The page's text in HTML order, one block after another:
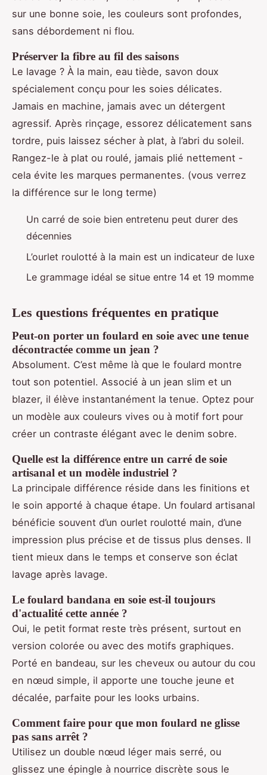
sur une bonne soie, les couleurs sont profondes,
sans débordement ni flou.
Préserver la fibre au fil des saisons
Le lavage ? À la main, eau tiède, savon doux
spécialement conçu pour les soies délicates.
Jamais en machine, jamais avec un détergent
agressif. Après rinçage, essorez délicatement sans
tordre, puis laissez sécher à plat, à l’abri du soleil.
Rangez-le à plat ou roulé, jamais plié nettement -
cela évite les marques permanentes. (vous verrez
la différence sur le long terme)
Un carré de soie bien entretenu peut durer des
décennies
L’ourlet roulotté à la main est un indicateur de luxe
Le grammage idéal se situe entre 14 et 19 momme
Les questions fréquentes en pratique
Peut-on porter un foulard en soie avec une tenue
décontractée comme un jean ?
Absolument. C’est même là que le foulard montre
tout son potentiel. Associé à un jean slim et un
blazer, il élève instantanément la tenue. Optez pour
un modèle aux couleurs vives ou à motif fort pour
créer un contraste élégant avec le denim sobre.
Quelle est la différence entre un carré de soie
artisanal et un modèle industriel ?
La principale différence réside dans les finitions et
le soin apporté à chaque étape. Un foulard artisanal
bénéficie souvent d’un ourlet roulotté main, d’une
impression plus précise et de tissus plus denses. Il
tient mieux dans le temps et conserve son éclat
lavage après lavage.
Le foulard bandana en soie est-il toujours
d'actualité cette année ?
Oui, le petit format reste très présent, surtout en
version colorée ou avec des motifs graphiques.
Porté en bandeau, sur les cheveux ou autour du cou
en nœud simple, il apporte une touche jeune et
décalée, parfaite pour les looks urbains.
Comment faire pour que mon foulard ne glisse
pas sans arrêt ?
Utilisez un double nœud léger mais serré, ou
glissez une épingle à nourrice discrète sous le